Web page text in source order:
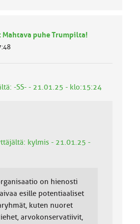
Mahtava puhe Trumpilta!
-SS- - 21.01.25 - klo:15:24
kylmis - 21.01.25 -
on hienosti
esille potentiaaliset
kuten nuoret
arvokonservatiivit,